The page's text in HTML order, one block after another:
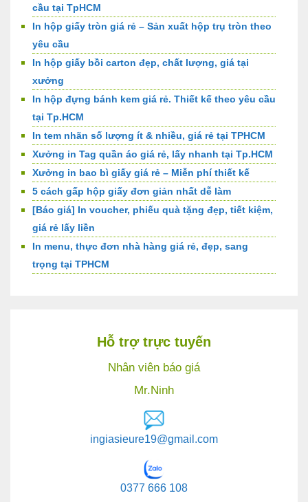
cầu tại TpHCM
In hộp giấy tròn giá rẻ – Sản xuất hộp trụ tròn theo
yêu cầu
In hộp giấy bồi carton đẹp, chất lượng, giá tại
xưởng
In hộp đựng bánh kem giá rẻ. Thiết kế theo yêu cầu
tại Tp.HCM
In tem nhãn số lượng ít & nhiều, giá rẻ tại TPHCM
Xưởng in Tag quần áo giá rẻ, lấy nhanh tại Tp.HCM
Xưởng in bao bì giấy giá rẻ – Miễn phí thiết kế
5 cách gấp hộp giấy đơn giản nhất dễ làm
[Báo giá] In voucher, phiếu quà tặng đẹp, tiết kiệm,
giá rẻ lấy liền
In menu, thực đơn nhà hàng giá rẻ, đẹp, sang
trọng tại TPHCM
Hỗ trợ trực tuyến
Nhân viên báo giá
Mr.Ninh
ingiasieure19@gmail.com
0377 666 108